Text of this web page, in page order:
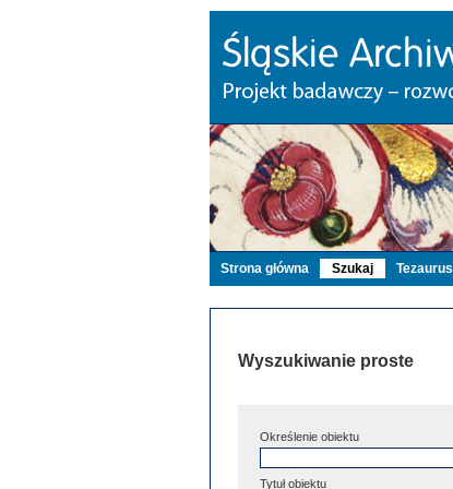
Strona główna Szukaj Tezaurus
Wyszukiwanie proste
Określenie obiektu
Tytuł obiektu